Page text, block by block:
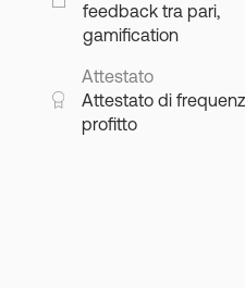
feedback tra pari,
gamification
Attestato
Attestato di
profitto